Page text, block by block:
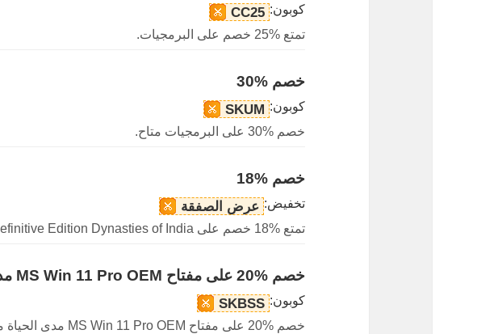
كوبون: CC25
تمتع %25 خصم على البرمجيات.
خصم %30
كوبون: SKUM
خصم %30 على البرمجيات متاح.
خصم %18
تخفيض: عرض الصفقة
تمتع %18 خصم على Age of Empires II: Definitive Edition Dynasties of India.
خصم %20 على مفتاح MS Win 11 Pro OEM مدى الحياة
كوبون: SKBSS
خصم %20 على مفتاح MS Win 11 Pro OEM مدى الحياة متاح.